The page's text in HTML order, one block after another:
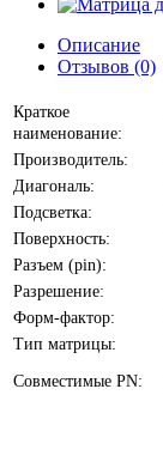
Описание
Отзывов (0)
Краткое
наименование:
Производитель:
Диагональ:
Подсветка:
Поверхность:
Разъем (pin):
Разрешение:
Форм-фактор:
Тип матрицы:
Совместимые PN: